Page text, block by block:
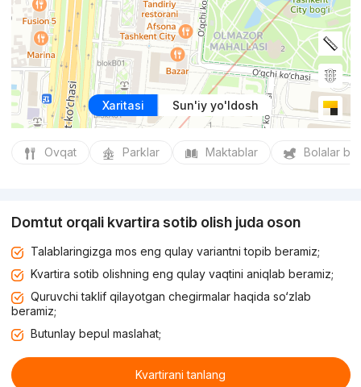
Xaritasi Sun'iy yo'ldosh
Ovqat Parklar Maktablar Bolalar
Domtut orqali kvartira sotib olish juda oson
Talablaringizga mos eng qulay variantni topib beramiz;
Kvartira sotib olishning eng qulay vaqtini aniqlab beramiz;
Quruvchi taklif qilayotgan chegirmalar haqida so‘zlab
beramiz;
Butunlay bepul maslahat;
Kvartirani tanlang